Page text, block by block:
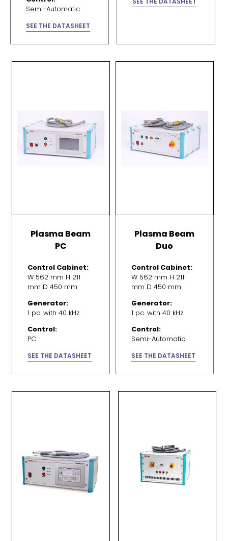
Semi-Automatic
SEE THE DATASHEET
Plasma Beam
PC
Control Cabinet:
W 562 mm H 211
mm D 450 mm
Generator:
1 pc. with 40 kHz
Control:
PC
SEE THE DATASHEET
Plasma Beam
Duo
Control Cabinet:
W 562 mm H 211
mm D 450 mm
Generator:
1 pc. with 40 kHz
Control:
Semi-Automatic
SEE THE DATASHEET